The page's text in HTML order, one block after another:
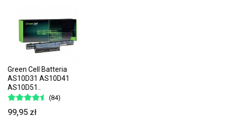
Green Cell Batteria
AS10D31 AS10D41
AS10D51..
(84)
99,95 zł